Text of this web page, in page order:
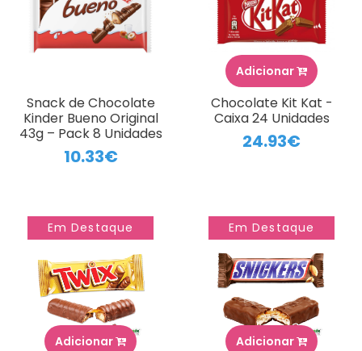
Snack de Chocolate
Kinder Bueno Original
43g – Pack 8 Unidades
10.33€
Adicionar
Chocolate Kit Kat -
Caixa 24 Unidades
24.93€
Em Destaque
Adicionar
Em Destaque
Adicionar